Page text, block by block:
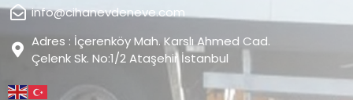
info@cihanevdeneve.com
Adres : İçerenköy Mah. Karslı Ahmed Cad.
Çelenk Sk. No:1/2 Ataşehir İstanbul